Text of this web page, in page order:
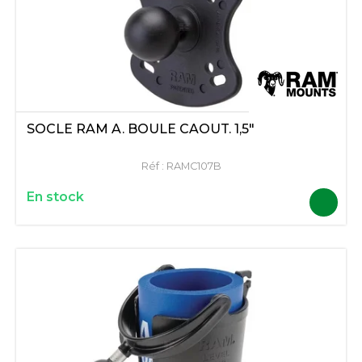
SOCLE RAM A. BOULE CAOUT. 1,5"
Réf : RAMC107B
En stock